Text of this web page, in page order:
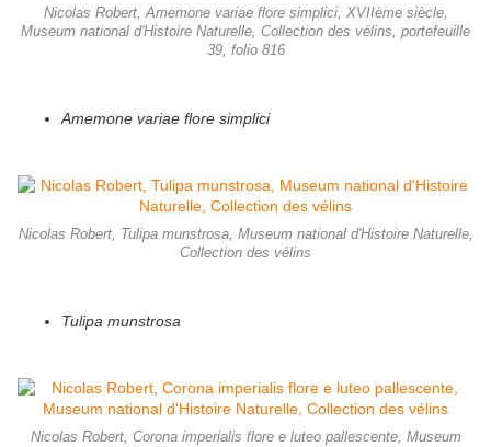
Nicolas Robert, Amemone variae flore simplici, XVIIème siècle,
Museum national d'Histoire Naturelle, Collection des vélins, portefeuille
39, folio 816
Amemone variae flore simplici
Nicolas Robert, Tulipa munstrosa, Museum national d'Histoire Naturelle,
Collection des vélins
Tulipa munstrosa
Nicolas Robert, Corona imperialis flore e luteo pallescente, Museum